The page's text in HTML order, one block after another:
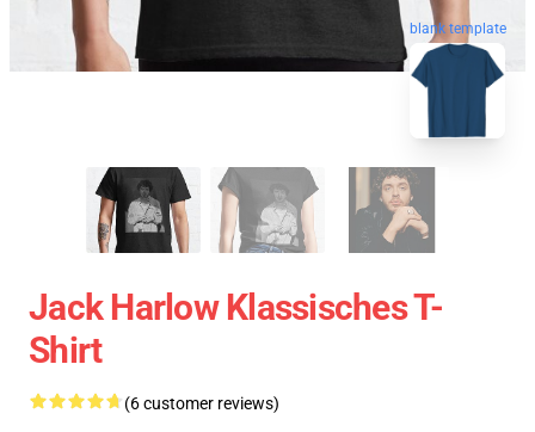
blank template
Jack Harlow Klassisches T-
Shirt
(6 customer reviews)